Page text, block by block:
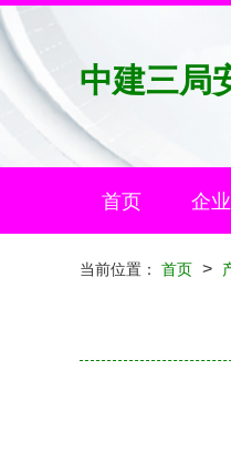
中建三局
首页 企
当前位置： 首页 >